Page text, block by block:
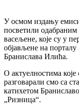
У осмом издању
посветили одабраним
васељене, које су у
објављене на
Бранислава Илића.
О актуелностима
разговарали смо са
катихетом
„Ризница“.